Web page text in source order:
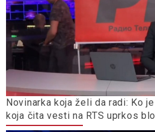
Novinarka koja želi da radi: Ko
koja čita vesti na RTS uprkos